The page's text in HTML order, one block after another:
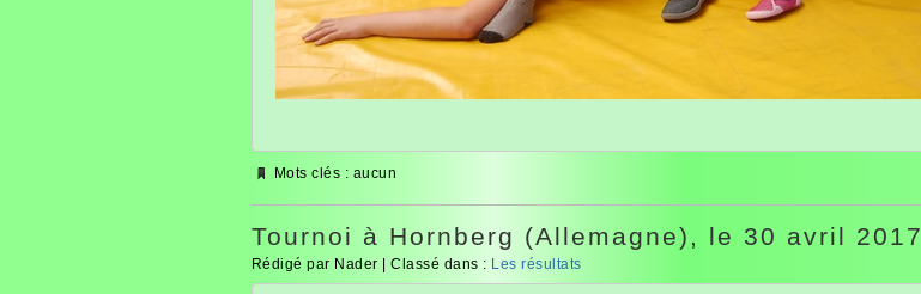
Mots clés : aucun
Tournoi à Hornberg (Allemagne), le 30 avril 2017
Rédigé par Nader | Classé dans : Les résultats